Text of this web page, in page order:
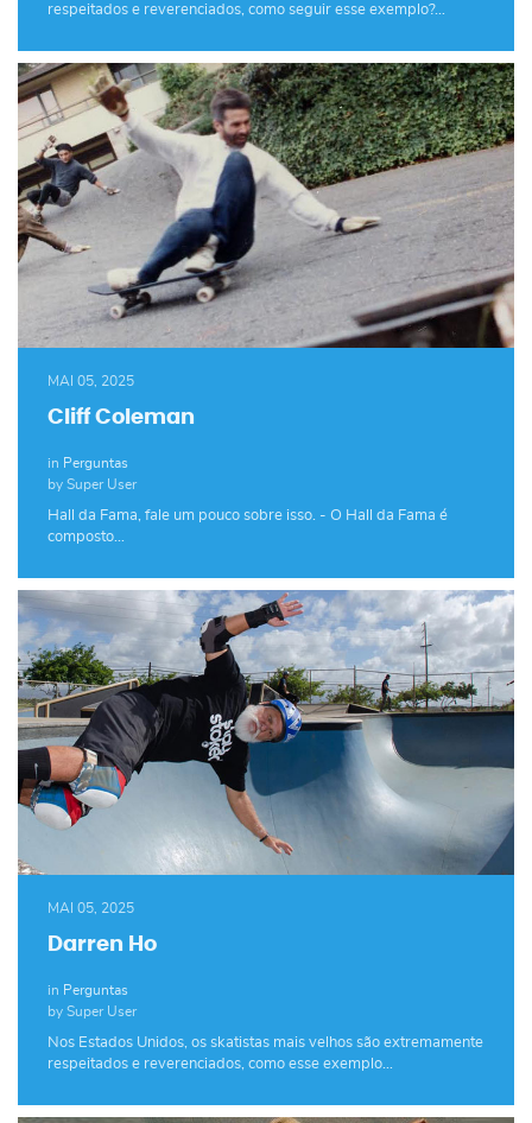
respeitados e reverenciados, como seguir esse exemplo?…
MAI 05, 2025
Cliff Coleman
in Perguntas
by Super User
Hall da Fama, fale um pouco sobre isso. - O Hall da Fama é
composto…
MAI 05, 2025
Darren Ho
in Perguntas
by Super User
Nos Estados Unidos, os skatistas mais velhos são extremamente
respeitados e reverenciados, como esse exemplo…